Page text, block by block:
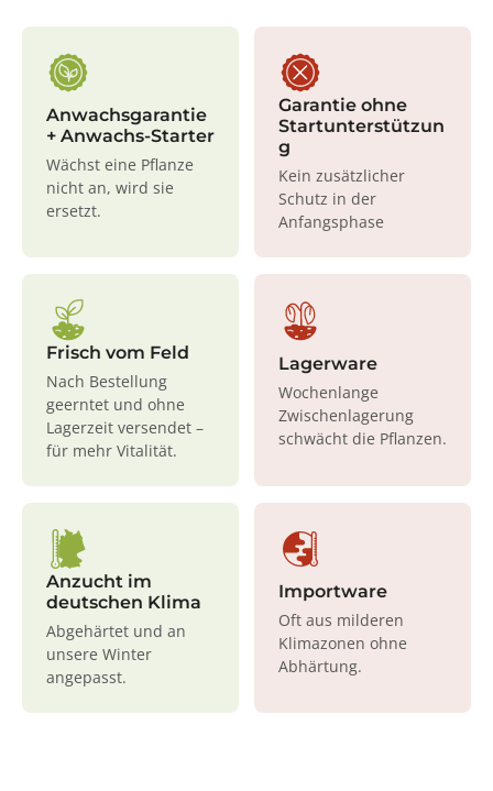
Anwachsgarantie
+ Anwachs-Starter
Wächst eine Pflanze
nicht an, wird sie
ersetzt.
Garantie ohne
Startunterstützun
g
Kein zusätzlicher
Schutz in der
Anfangsphase
Frisch vom Feld
Nach Bestellung
geerntet und ohne
Lagerzeit versendet –
für mehr Vitalität.
Lagerware
Wochenlange
Zwischenlagerung
schwächt die Pflanzen.
Anzucht im
deutschen Klima
Abgehärtet und an
unsere Winter
angepasst.
Importware
Oft aus milderen
Klimazonen ohne
Abhärtung.